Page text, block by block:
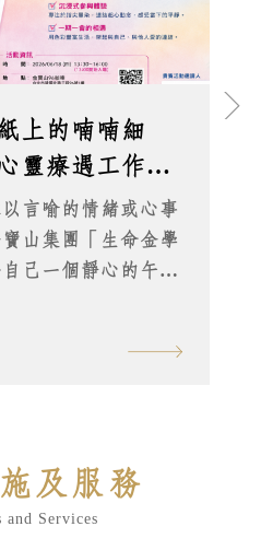
上的喃喃細
靈療遇工作坊
君柔 諮商心理
言喻的情緒或心事
山集團「生命金學
己一個靜心的午
索內在的旅程 這場
及服務
Services